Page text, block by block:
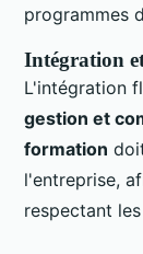
programmes
Intégration
L'intégration
gestion et
formation
l'entreprise,
respectant